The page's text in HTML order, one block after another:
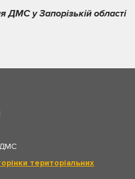
ДМС у Запорізькій області
ДМС
територіальних